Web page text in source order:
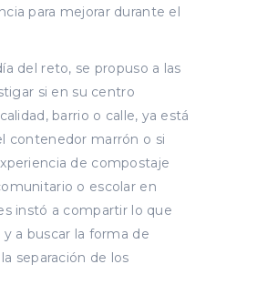
para mejorar durante el
del reto, se propuso a las
si en su centro
barrio o calle, ya está
contenedor marrón o si
de compostaje
o escolar en
instó a compartir lo que
y a buscar la forma de
separación de los